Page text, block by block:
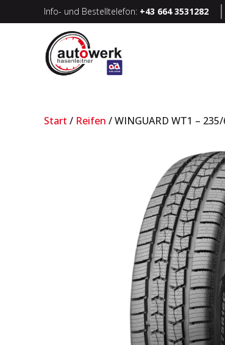
Info- und Bestelltelefon: +43 664 3531282
Start / Reifen / WINGUARD WT1 –